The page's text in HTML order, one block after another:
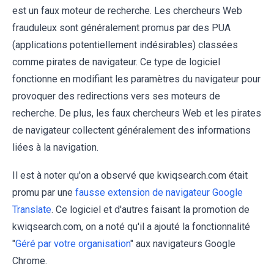
est un faux moteur de recherche. Les chercheurs Web
frauduleux sont généralement promus par des PUA
(applications potentiellement indésirables) classées
comme pirates de navigateur. Ce type de logiciel
fonctionne en modifiant les paramètres du navigateur pour
provoquer des redirections vers ses moteurs de
recherche. De plus, les faux chercheurs Web et les pirates
de navigateur collectent généralement des informations
liées à la navigation.
Il est à noter qu'on a observé que kwiqsearch.com était
promu par une fausse extension de navigateur Google
Translate. Ce logiciel et d'autres faisant la promotion de
kwiqsearch.com, on a noté qu'il a ajouté la fonctionnalité
"Géré par votre organisation" aux navigateurs Google
Chrome.